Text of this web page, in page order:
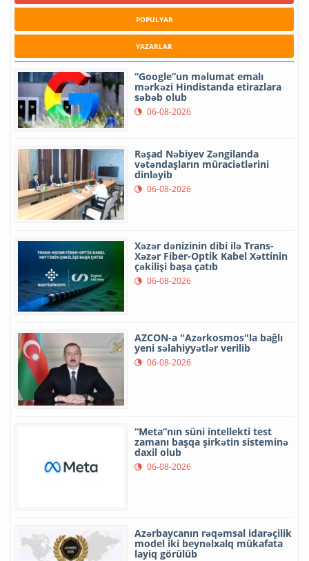
POPULYAR
YAZARLAR
“Google”un məlumat emalı
mərkəzi Hindistanda etirazlara
səbəb olub
06-08-2026
Rəşad Nəbiyev Zəngilanda
vətəndaşların müraciətlərini
dinləyib
06-08-2026
Xəzər dənizinin dibi ilə Trans-
Xəzər Fiber-Optik Kabel Xəttinin
çəkilişi başa çatıb
06-08-2026
AZCON-a "Azərkosmos"la bağlı
yeni səlahiyyətlər verilib
06-08-2026
“Meta”nın süni intellekti test
zamanı başqa şirkətin sisteminə
daxil olub
06-08-2026
Azərbaycanın rəqəmsal idarəçilik
model iki beynəlxalq mükafata
layiq görülüb